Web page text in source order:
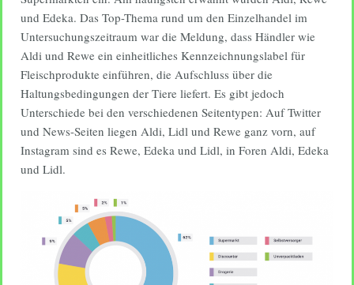
und Edeka. Das Top-Thema rund um den Einzelhandel im
Untersuchungszeitraum war die Meldung, dass Händler wie
Aldi und Rewe ein einheitliches Kennzeichnungslabel für
Fleischprodukte einführen, die Aufschluss über die
Haltungsbedingungen der Tiere liefert. Es gibt jedoch
Unterschiede bei den verschiedenen Seitentypen: Auf Twitter
und News-Seiten liegen Aldi, Lidl und Rewe ganz vorn, auf
Instagram sind es Rewe, Edeka und Lidl, in Foren Aldi, Edeka
und Lidl.